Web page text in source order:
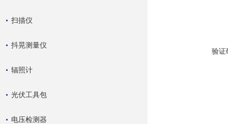
扫描仪
抖晃测量仪
辐照计
光伏工具包
电压检测器
验证